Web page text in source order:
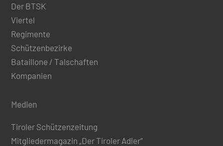
Der BTSK
Viertel
Regimente
Schützenbezirke
Bataillone / Talschaften
Kompanien
Medien
Tiroler Schützenzeitung
Mitgliedermagazin „Der Tiroler Adler“